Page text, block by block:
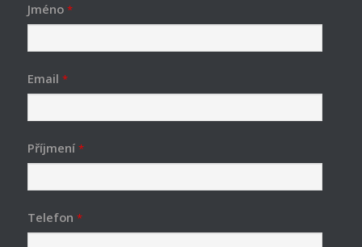
Jméno *
Email *
Příjmení *
Telefon *